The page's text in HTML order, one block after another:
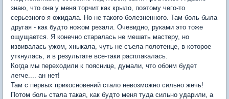
знаю, что она у меня торчит как крыло, поэтому чего-то
серьезного я ожидала. Но не такого болезненного. Там боль была
другая - как будто ножом резали. Очевидно, руками это тоже
ощущается. Я конечно старалась не мешать мастеру, но
извивалась ужом, хныкала, чуть не съела полотенце, в которое
уткнулась, и в результате все-таки расплакалась.
Когда мы переходили к пояснице, думали, что обоим будет
легче.... ан нет!
Там с первых прикосновений стало невозможно сильно жечь!
Потом боль стала такая, как будто меня туда сильно ударили, а